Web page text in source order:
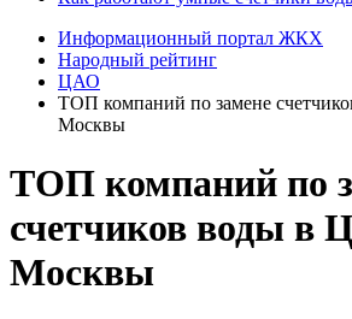
Информационный портал ЖКХ
Народный рейтинг
ЦАО
ТОП компаний по замене
Москвы
ТОП компаний по
счетчиков воды в
Москвы